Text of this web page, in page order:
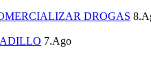
DROGAS
7.Ago